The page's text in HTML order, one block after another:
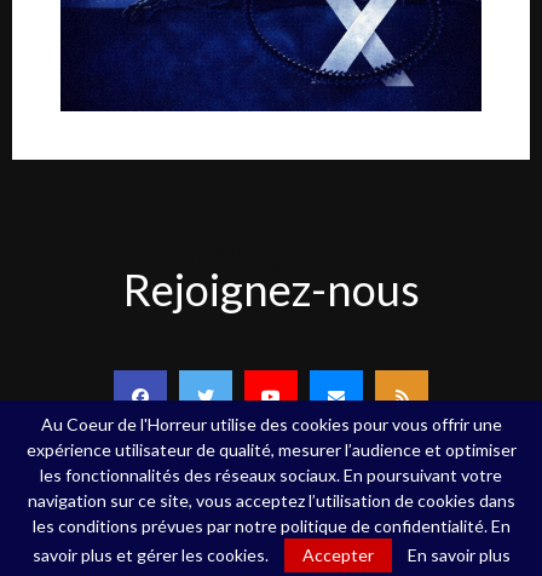
nous
Rejoignez-nous
Copyright ©Au Coeur de l'Horreur - 2020 - Tous droits réservés
Qui sommes-nous Contact Mentions légales
Au Coeur de l'Horreur utilise des cookies pour vous offrir une
expérience utilisateur de qualité, mesurer l’audience et optimiser
les fonctionnalités des réseaux sociaux. En poursuivant votre
navigation sur ce site, vous acceptez l’utilisation de cookies dans
les conditions prévues par notre politique de confidentialité. En
savoir plus et gérer les cookies.
Accepter En savoir plus